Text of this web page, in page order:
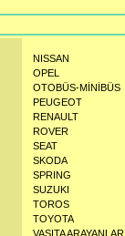
NISSAN
OPEL
OTOBÜS-MİNİBÜS
PEUGEOT
RENAULT
ROVER
SEAT
SKODA
SPRING
SUZUKI
TOROS
TOYOTA
VASITA ARAYANLAR